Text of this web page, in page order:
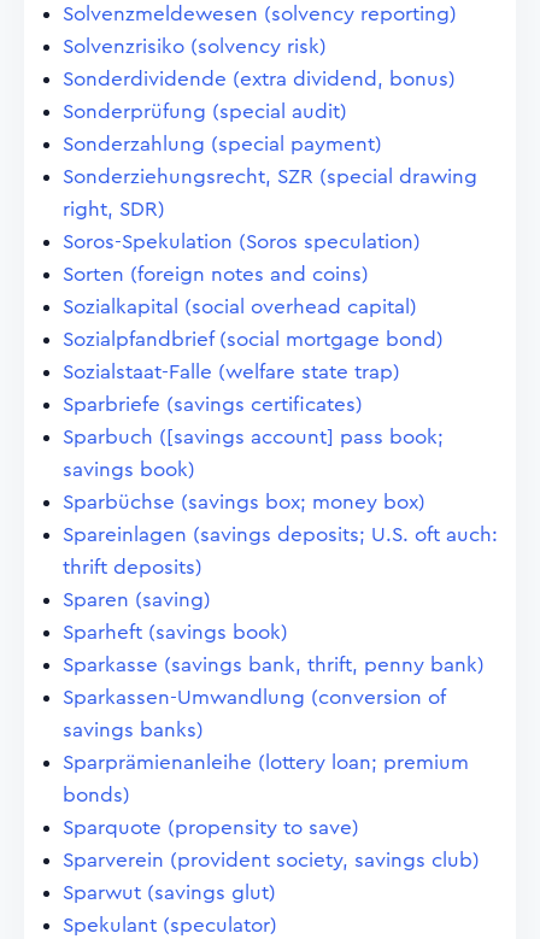
Solvenzmeldewesen (solvency reporting)
Solvenzrisiko (solvency risk)
Sonderdividende (extra dividend, bonus)
Sonderprüfung (special audit)
Sonderzahlung (special payment)
Sonderziehungsrecht, SZR (special drawing
right, SDR)
Soros-Spekulation (Soros speculation)
Sorten (foreign notes and coins)
Sozialkapital (social overhead capital)
Sozialpfandbrief (social mortgage bond)
Sozialstaat-Falle (welfare state trap)
Sparbriefe (savings certificates)
Sparbuch ([savings account] pass book;
savings book)
Sparbüchse (savings box; money box)
Spareinlagen (savings deposits; U.S. oft auch:
thrift deposits)
Sparen (saving)
Sparheft (savings book)
Sparkasse (savings bank, thrift, penny bank)
Sparkassen-Umwandlung (conversion of
savings banks)
Sparprämienanleihe (lottery loan; premium
bonds)
Sparquote (propensity to save)
Sparverein (provident society, savings club)
Sparwut (savings glut)
Spekulant (speculator)